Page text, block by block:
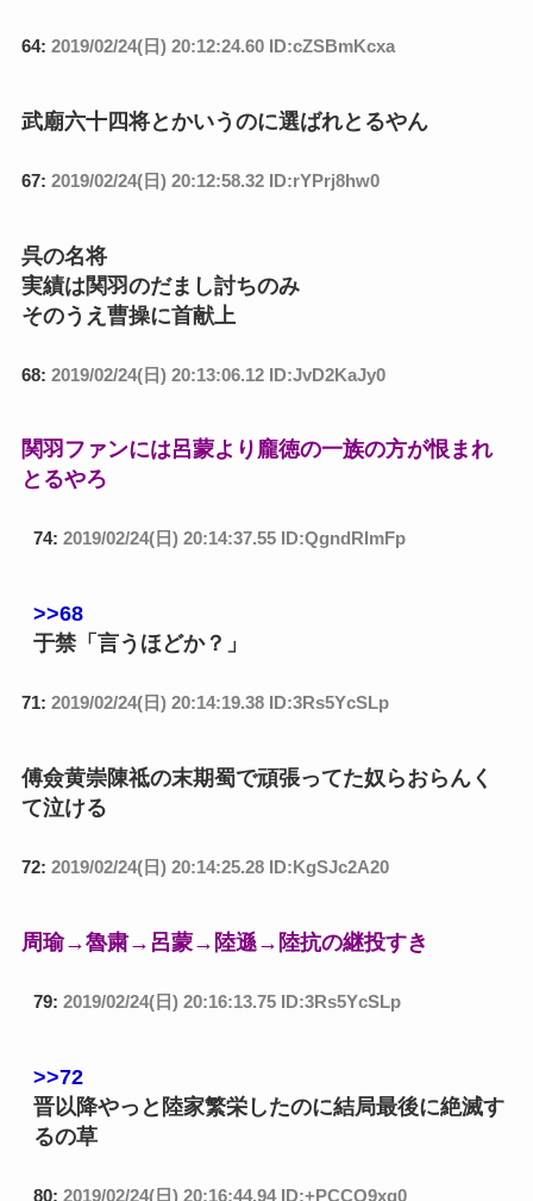
64: 2019/02/24(日) 20:12:24.60 ID:cZSBmKcxa
武廟六十四将とかいうのに選ばれとるやん
67: 2019/02/24(日) 20:12:58.32 ID:rYPrj8hw0
呉の名将
実績は関羽のだまし討ちのみ
そのうえ曹操に首献上
68: 2019/02/24(日) 20:13:06.12 ID:JvD2KaJy0
関羽ファンには呂蒙より龐徳の一族の方が恨まれ
とるやろ
74: 2019/02/24(日) 20:14:37.55 ID:QgndRImFp
>>68
于禁「言うほどか？」
71: 2019/02/24(日) 20:14:19.38 ID:3Rs5YcSLp
傅僉黄崇陳祗の末期蜀で頑張ってた奴らおらんく
て泣ける
72: 2019/02/24(日) 20:14:25.28 ID:KgSJc2A20
周瑜→魯粛→呂蒙→陸遜→陸抗の継投すき
79: 2019/02/24(日) 20:16:13.75 ID:3Rs5YcSLp
>>72
晋以降やっと陸家繁栄したのに結局最後に絶滅す
るの草
80: 2019/02/24(日) 20:16:44.94 ID:+PCCQ9xg0